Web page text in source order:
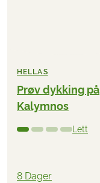
HELLAS
Prøv dykking på
Kalymnos
Lett
8 Dager